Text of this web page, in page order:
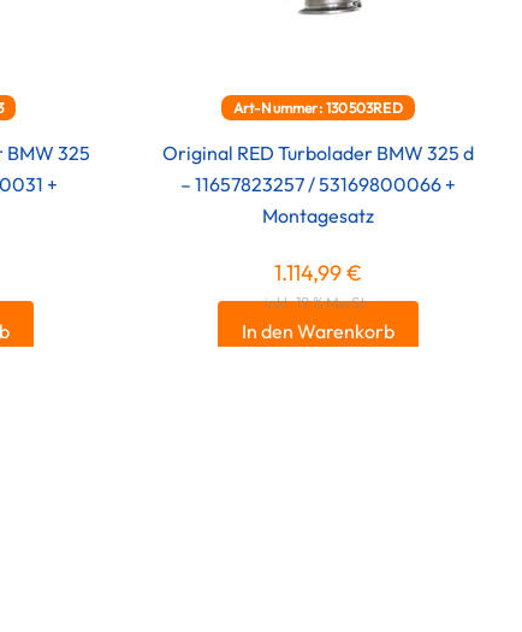
325
+
Art-Nummer: 130503RED
Original RED Turbolader BMW 325 d
– 11657823257 / 53169800066 +
Montagesatz
1.114,99€
inkl. 19 % MwSt.
In den Warenkorb